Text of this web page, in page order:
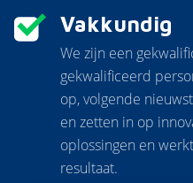
Vakkundig
We zijn een
gekwalificeerd
op, volgende
en zetten in op
oplossingen en
resultaat.